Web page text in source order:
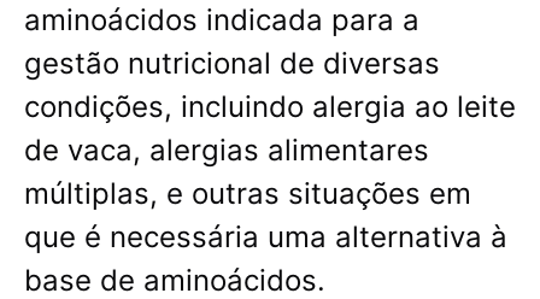
aminoácidos indicada para a
gestão nutricional de diversas
condições, incluindo alergia ao leite
de vaca, alergias alimentares
múltiplas, e outras situações em
que é necessária uma alternativa à
base de aminoácidos.